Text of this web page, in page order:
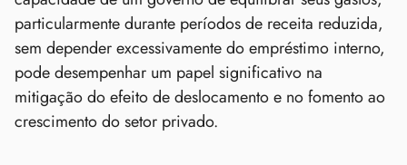
particularmente durante períodos de receita reduzida,
sem depender excessivamente do empréstimo interno,
pode desempenhar um papel significativo na
mitigação do efeito de deslocamento e no fomento ao
crescimento do setor privado.